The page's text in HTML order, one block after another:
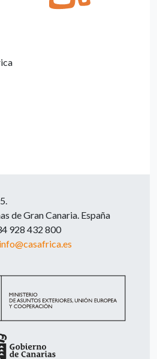
de Gran Canaria. España
928 432 800
info@casafrica.es